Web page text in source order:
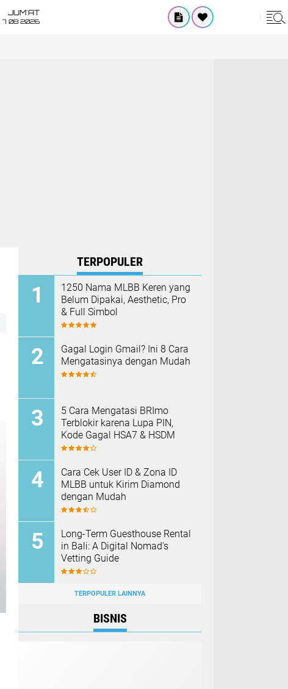
JUM'AT
7 08 2026
TERPOPULER
1250 Nama MLBB Keren yang
Belum Dipakai, Aesthetic, Pro
& Full Simbol
Gagal Login Gmail? Ini 8 Cara
Mengatasinya dengan Mudah
5 Cara Mengatasi BRImo
Terblokir karena Lupa PIN,
Kode Gagal HSA7 & HSDM
Cara Cek User ID & Zona ID
MLBB untuk Kirim Diamond
dengan Mudah
Long-Term Guesthouse Rental
in Bali: A Digital Nomad's
Vetting Guide
TERPOPULER LAINNYA
BISNIS